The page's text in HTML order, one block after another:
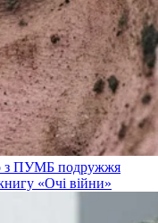
з ПУМБ подружжя
«Очі війни»